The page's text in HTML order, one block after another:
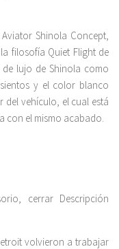
Shinola Concept,
filosofía Quiet Flight de
lujo de Shinola como
y el color blanco
del vehículo, el cual está
con el mismo acabado.
volvieron a trabajar